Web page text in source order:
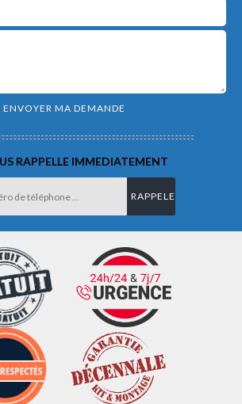
RAPPELLE IMMEDIATEMENT